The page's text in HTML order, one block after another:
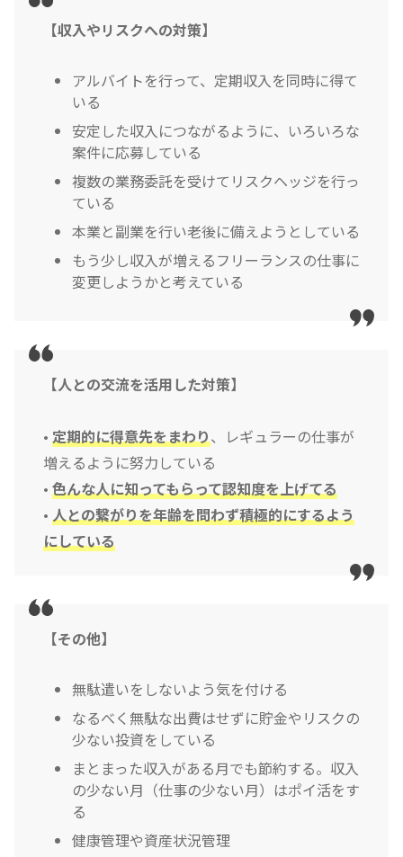
【収入やリスクへの対策】
アルバイトを行って、定期収入を同時に得て
いる
安定した収入につながるように、いろいろな
案件に応募している
複数の業務委託を受けてリスクヘッジを行っ
ている
本業と副業を行い老後に備えようとしている
もう少し収入が増えるフリーランスの仕事に
変更しようかと考えている
【人との交流を活用した対策】
• 定期的に得意先をまわり、レギュラーの仕事が
増えるように努力している
• 色んな人に知ってもらって認知度を上げてる
• 人との繋がりを年齢を問わず積極的にするよう
にしている
【その他】
無駄遣いをしないよう気を付ける
なるべく無駄な出費はせずに貯金やリスクの
少ない投資をしている
まとまった収入がある月でも節約する。収入
の少ない月（仕事の少ない月）はポイ活をす
る
健康管理や資産状況管理